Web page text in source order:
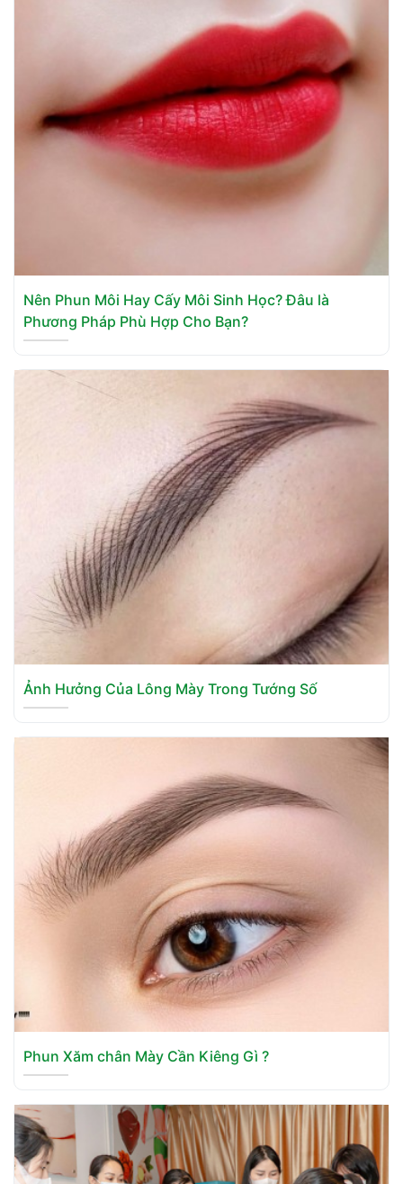
Nên Phun Môi Hay Cấy Môi Sinh Học? Đâu là
Phương Pháp Phù Hợp Cho Bạn?
Ảnh Hưởng Của Lông Mày Trong Tướng Số
Phun Xăm chân Mày Cần Kiêng Gì ?